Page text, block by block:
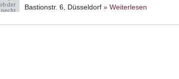
Bastionstr. 6, Düsseldorf » Weiterlesen